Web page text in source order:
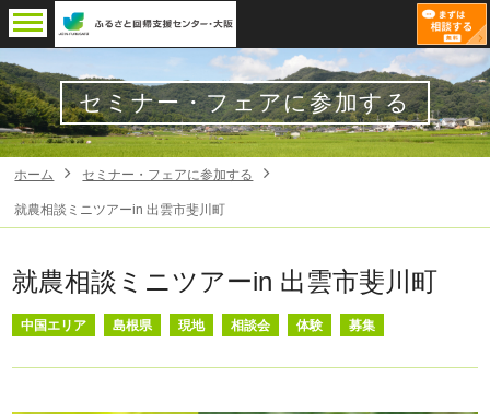
セミナー・フェアに参加する
ホーム セミナー・フェアに参加する
就農相談ミニツアーin 出雲市斐川町
就農相談ミニツアーin 出雲市斐川町
中国エリア 島根県 現地 相談会 体験 募集